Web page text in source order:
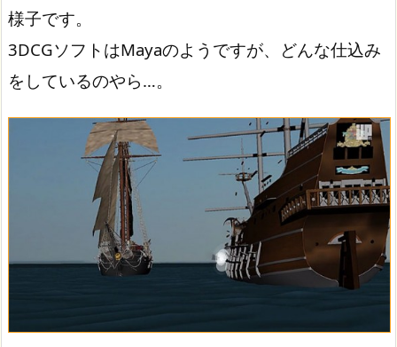
様子です。
3DCGソフトはMayaのようですが、どんな仕込み
をしているのやら…。